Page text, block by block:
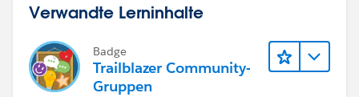
Verwandte Lerninhalte
Badge
Trailblazer Community-
Gruppen